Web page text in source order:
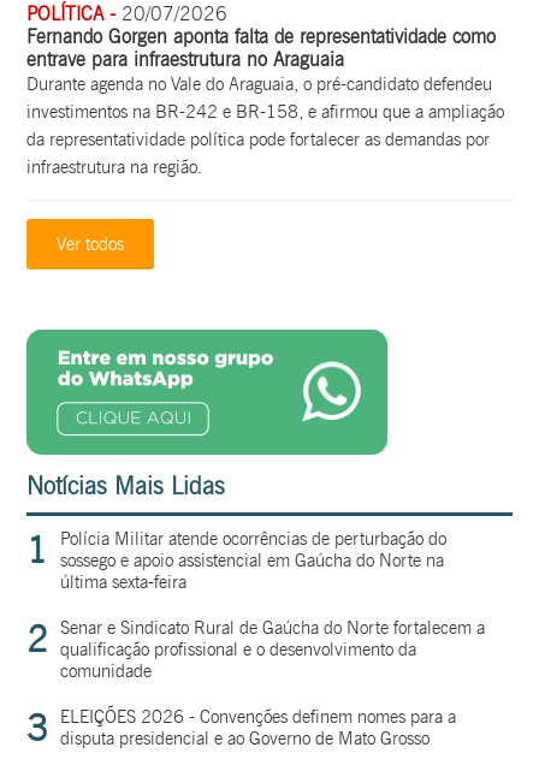
POLÍTICA -20/07/2026
Fernando Gorgen aponta falta de representatividade como
entrave para infraestrutura no Araguaia
Durante agenda no Vale do Araguaia, o pré-candidato defendeu
investimentos na BR-242 e BR-158, e afirmou que a ampliação
da representatividade política pode fortalecer as demandas por
infraestrutura na região.
Ver todos
Notícias Mais Lidas
1
Polícia Militar atende ocorrências de perturbação do
sossego e apoio assistencial em Gaúcha do Norte na
última sexta-feira
2
Senar e Sindicato Rural de Gaúcha do Norte fortalecem a
qualificação profissional e o desenvolvimento da
comunidade
3
ELEIÇÕES 2026 - Convenções definem nomes para a
disputa presidencial e ao Governo de Mato Grosso